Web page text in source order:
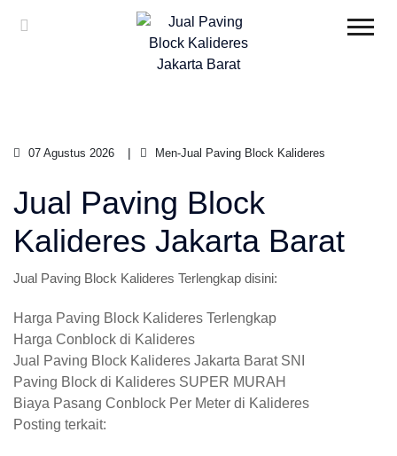
07 Agustus 2026 Men-Jual Paving Block Kalideres
Jual Paving Block
Kalideres Jakarta Barat
Jual Paving Block Kalideres Terlengkap disini:
Harga Paving Block Kalideres Terlengkap
Harga Conblock di Kalideres
Jual Paving Block Kalideres Jakarta Barat SNI
Paving Block di Kalideres SUPER MURAH
Biaya Pasang Conblock Per Meter di Kalideres
Posting terkait: